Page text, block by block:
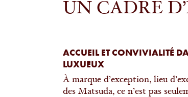
UN CADRE
ACCUEIL ET CONVIVIALITÉ
LUXUEUX
À marque d’exception, lieu
des Matsuda, ce n’est pas